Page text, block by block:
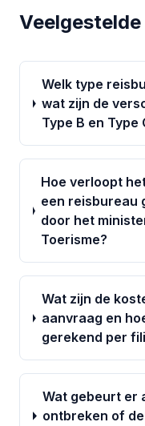
Welk type
wat zijn de
Type B en Type
Hoe verloopt
een reisbureau
door het
Toerisme?
Wat zijn de
aanvraag en
gerekend per
Wat gebeurt er
ontbreken of